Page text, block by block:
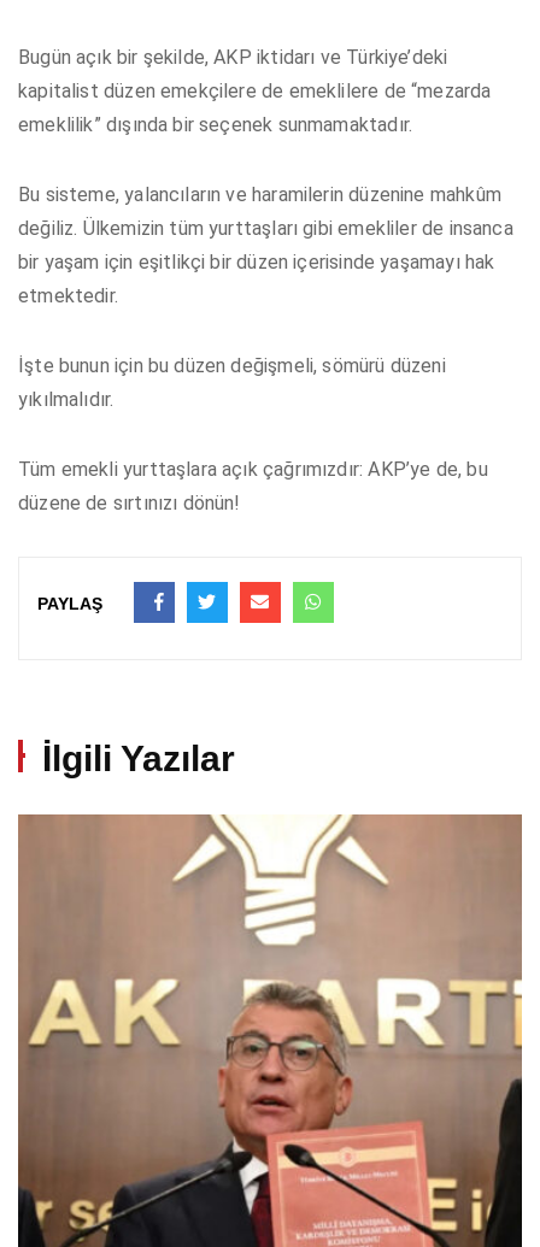
Bugün açık bir şekilde, AKP iktidarı ve Türkiye’deki
kapitalist düzen emekçilere de emeklilere de “mezarda
emeklilik” dışında bir seçenek sunmamaktadır.
Bu sisteme, yalancıların ve haramilerin düzenine mahkûm
değiliz. Ülkemizin tüm yurttaşları gibi emekliler de insanca
bir yaşam için eşitlikçi bir düzen içerisinde yaşamayı hak
etmektedir.
İşte bunun için bu düzen değişmeli, sömürü düzeni
yıkılmalıdır.
Tüm emekli yurttaşlara açık çağrımızdır: AKP’ye de, bu
düzene de sırtınızı dönün!
PAYLAŞ
İlgili Yazılar